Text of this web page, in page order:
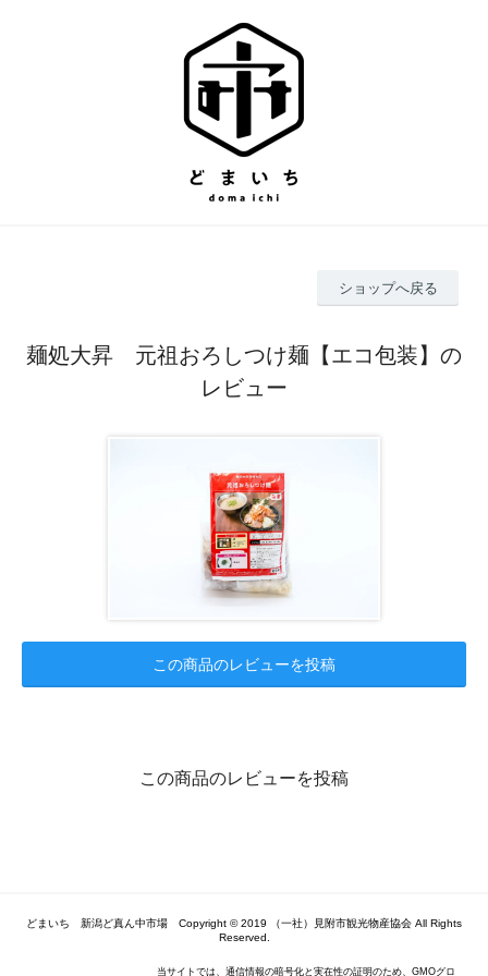
ショップへ戻る
麺処大昇 元祖おろしつけ麺【エコ包装】の
レビュー
この商品のレビューを投稿
この商品のレビューを投稿
どまいち 新潟ど真ん中市場 Copyright © 2019 （一社）見附市観光物産協会 All Rights
Reserved.
当サイトでは、通信情報の暗号化と実在性の証明のため、GMOグロ